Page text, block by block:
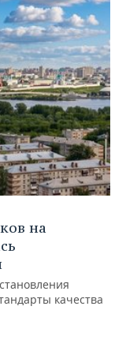
на
качества